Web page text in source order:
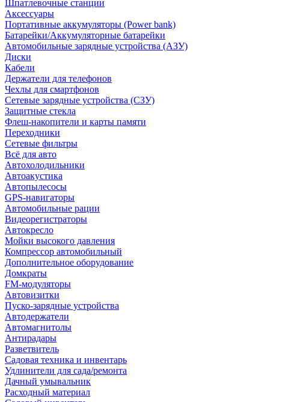
Шпатлевочные станции
Аксессуары
Портативные аккумуляторы (Power bank)
Батарейки/Аккумуляторные батарейки
Автомобильные зарядные устройства (АЗУ)
Диски
Кабели
Держатели для телефонов
Чехлы для смартфонов
Сетевые зарядные устройства (СЗУ)
Защитные стекла
Флеш-накопители и карты памяти
Переходники
Сетевые фильтры
Всё для авто
Автохолодильники
Автоакустика
Автопылесосы
GPS-навигаторы
Автомобильные рации
Видеорегистраторы
Автокресло
Мойки высокого давления
Компрессор автомобильный
Дополнительное оборудование
Домкраты
FM-модуляторы
Автовизитки
Пуско-зарядные устройства
Автодержатели
Автомагнитолы
Антирадары
Разветвитель
Садовая техника и инвентарь
Удлинители для сада/ремонта
Дачный умывальник
Расходный материал